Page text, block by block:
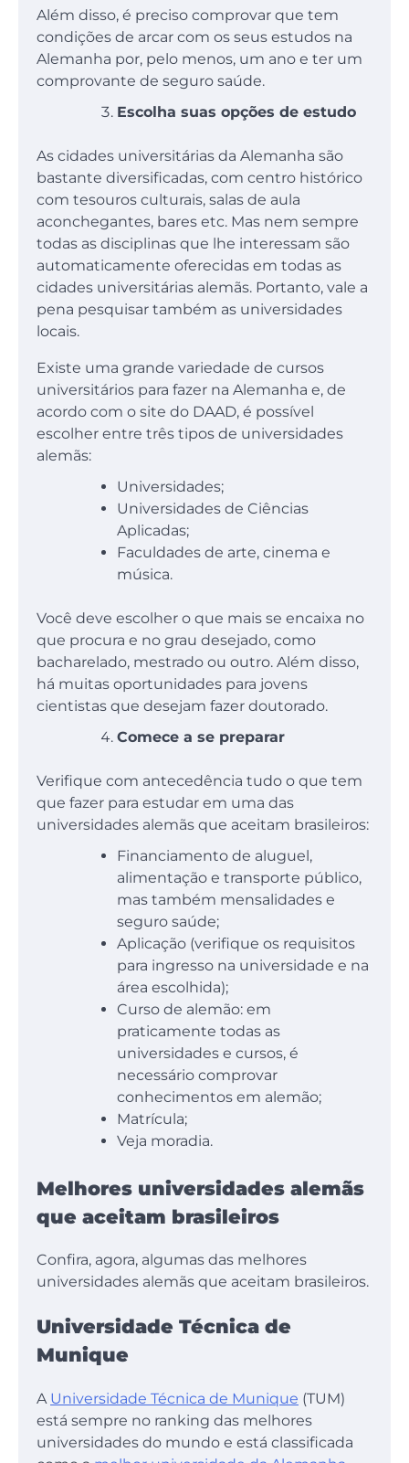
Além disso, é preciso comprovar que tem
condições de arcar com os seus estudos na
Alemanha por, pelo menos, um ano e ter um
comprovante de seguro saúde.
Escolha suas opções de estudo
As cidades universitárias da Alemanha são
bastante diversificadas, com centro histórico
com tesouros culturais, salas de aula
aconchegantes, bares etc. Mas nem sempre
todas as disciplinas que lhe interessam são
automaticamente oferecidas em todas as
cidades universitárias alemãs. Portanto, vale a
pena pesquisar também as universidades
locais.
Existe uma grande variedade de cursos
universitários para fazer na Alemanha e, de
acordo com o site do DAAD, é possível
escolher entre três tipos de universidades
alemãs:
Universidades;
Universidades de Ciências
Aplicadas;
Faculdades de arte, cinema e
música.
Você deve escolher o que mais se encaixa no
que procura e no grau desejado, como
bacharelado, mestrado ou outro. Além disso,
há muitas oportunidades para jovens
cientistas que desejam fazer doutorado.
Comece a se preparar
Verifique com antecedência tudo o que tem
que fazer para estudar em uma das
universidades alemãs que aceitam brasileiros:
Financiamento de aluguel,
alimentação e transporte público,
mas também mensalidades e
seguro saúde;
Aplicação (verifique os requisitos
para ingresso na universidade e na
área escolhida);
Curso de alemão: em
praticamente todas as
universidades e cursos, é
necessário comprovar
conhecimentos em alemão;
Matrícula;
Veja moradia.
Melhores universidades alemãs
que aceitam brasileiros
Confira, agora, algumas das melhores
universidades alemãs que aceitam brasileiros.
Universidade Técnica de
Munique
A Universidade Técnica de Munique (TUM)
está sempre no ranking das melhores
universidades do mundo e está classificada